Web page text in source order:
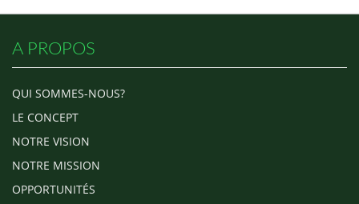
A PROPOS
QUI SOMMES-NOUS?
LE CONCEPT
NOTRE VISION
NOTRE MISSION
OPPORTUNITÉS